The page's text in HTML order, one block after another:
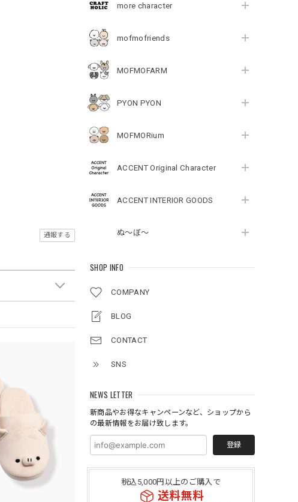
more character
mofmofriends
MOFMOFARM
PYON PYON
MOFMORium
ACCENT Original Character
ACCENT INTERIOR GOODS
ぬ～ぼ～
SHOP INFO
COMPANY
BLOG
CONTACT
SNS
NEWS LETTER
新商品やお得なキャンペーンなど、ショップから
の最新情報をお届け致します。
登録
税込5,000円以上のご購入で
送料無料
通報する